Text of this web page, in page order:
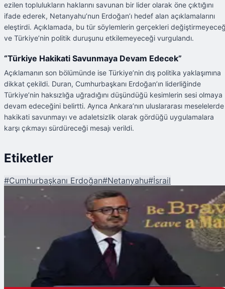
ezilen toplulukların haklarını savunan bir lider olarak öne çıktığını
ifade ederek, Netanyahu’nun Erdoğan’ı hedef alan açıklamalarını
eleştirdi. Açıklamada, bu tür söylemlerin gerçekleri
ve Türkiye’nin politik duruşunu etkilemeyeceği vurgulandı.
“Türkiye Hakikati Savunmaya Devam Edecek”
Açıklamanın son bölümünde ise Türkiye’nin dış politika yaklaşımına
dikkat çekildi. Duran, Cumhurbaşkanı Erdoğan’ın liderliğinde
Türkiye’nin haksızlığa uğradığını düşündüğü kesimlerin sesi olmaya
devam edeceğini belirtti. Ayrıca Ankara’nın uluslararası meselelerde
hakikati savunmayı ve adaletsizlik olarak gördüğü uygulamalara
karşı çıkmayı sürdüreceği mesajı verildi.
Etiketler
#Cumhurbaşkanı Erdoğan#Netanyahu#İsrail
İletişim Başkanı Duran'dan Netanyahu'ya Sert Tepki